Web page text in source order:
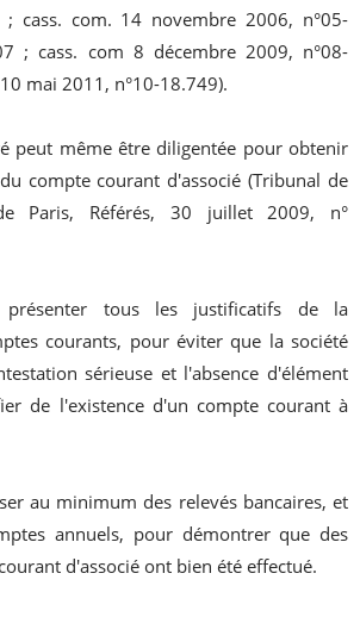
; cass. com. 14 novembre 2006, n°05-
; cass. com 8 décembre 2009, n°08-
mai 2011, n°10-18.749).
peut même être diligentée pour obtenir
compte courant d'associé (Tribunal de
Paris, Référés, 30 juillet 2009, n°
tous les justificatifs de la
courants, pour éviter que la société
sérieuse et l'absence d'élément
de l'existence d'un compte courant à
au minimum des relevés bancaires, et
annuels, pour démontrer que des
d'associé ont bien été effectué.